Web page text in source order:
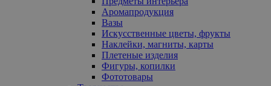
Аромапродукция
Вазы
Искусственные цветы, фрукты
Наклейки, магниты, карты
Плетеные изделия
Фигуры, копилки
Фототовары